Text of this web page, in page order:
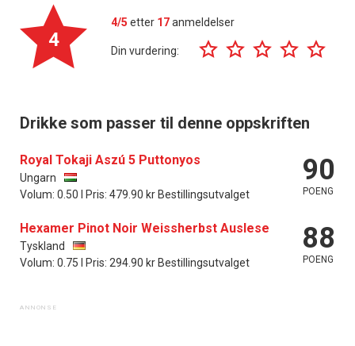
4
4/5 etter 17anmeldelser
Din vurdering:
Drikke som passer til denne oppskriften
Royal Tokaji Aszú 5 Puttonyos
Ungarn
Volum: 0.50 l Pris: 479.90 kr Bestillingsutvalget
90
POENG
Hexamer Pinot Noir Weissherbst Auslese
Tyskland
Volum: 0.75 l Pris: 294.90 kr Bestillingsutvalget
88
POENG